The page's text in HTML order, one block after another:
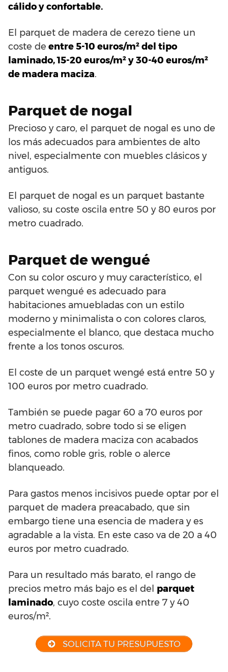
cálido y confortable.
El parquet de madera de cerezo tiene un
coste de entre 5-10 euros/m² del tipo
laminado, 15-20 euros/m² y 30-40 euros/m²
de madera maciza.
Parquet de nogal
Precioso y caro, el parquet de nogal es uno de
los más adecuados para ambientes de alto
nivel, especialmente con muebles clásicos y
antiguos.
El parquet de nogal es un parquet bastante
valioso, su coste oscila entre 50 y 80 euros por
metro cuadrado.
Parquet de wengué
Con su color oscuro y muy característico, el
parquet wengué es adecuado para
habitaciones amuebladas con un estilo
moderno y minimalista o con colores claros,
especialmente el blanco, que destaca mucho
frente a los tonos oscuros.
El coste de un parquet wengé está entre 50 y
100 euros por metro cuadrado.
También se puede pagar 60 a 70 euros por
metro cuadrado, sobre todo si se eligen
tablones de madera maciza con acabados
finos, como roble gris, roble o alerce
blanqueado.
Para gastos menos incisivos puede optar por el
parquet de madera preacabado, que sin
embargo tiene una esencia de madera y es
agradable a la vista. En este caso va de 20 a 40
euros por metro cuadrado.
Para un resultado más barato, el rango de
precios metro más bajo es el del parquet
laminado, cuyo coste oscila entre 7 y 40
euros/m².
SOLICITA TU PRESUPUESTO